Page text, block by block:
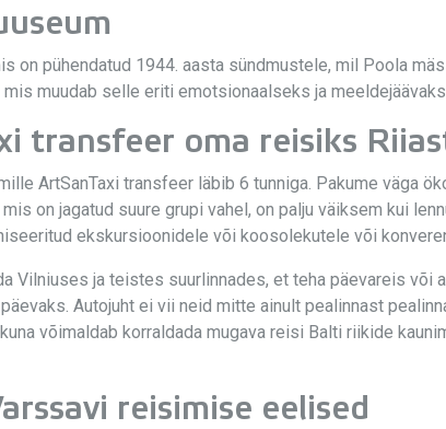
on pühendatud 1944. aasta sündmustele, mil Poola
muudab selle eriti emotsionaalseks ja
transfeer oma reisiks
ArtSanTaxi transfeer läbib 6 tunniga. Pakume väga
on jagatud suure grupi vahel, on palju väiksem kui
ekskursioonidele või koosolekutele või
Vilniuses ja teistes suurlinnades, et teha päevareis või
Autojuht ei vii neid mitte ainult pealinnast
võimaldab korraldada mugava reisi Balti riikide
reisimise eelised